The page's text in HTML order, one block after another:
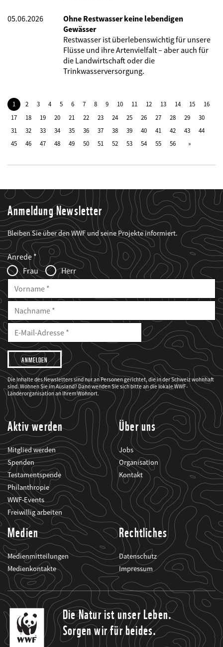
05.06.2026
Ohne Restwasser keine lebendigen
Gewässer
Restwasser ist überlebenswichtig für unsere
Flüsse und ihre Artenvielfalt – aber auch für
die Landwirtschaft oder die
Trinkwasserversorgung.
1 2 3 4 5 6 7 8 9 10 11 12 13 14 15
16
17
18 19 20 21 22 23 24 25 26 27 28 29
30
31
32 33 34 35 36 37 38 39 40 41 42 43
44
45
46 47 48 49 50 51 52 53 54 55 56
Anmeldung Newsletter
Bleiben Sie über den WWF und seine Projekte informiert.
Web2Case
Infofelder
Fieldset
anrede_name
Anrede
Frau
Herr
Vorname
Nachname
E-
Mailadresse
E-
Adresse
Ich
möchte,
dass
der
WWF
mich
über
seine
Projekte
informiert.
Die Inhalte des Newsletters sind nur an Personen gerichtet, die in der Schweiz wohnhaft
sind. Wohnen Sie im Ausland? Dann wenden Sie sich bitte an die lokale WWF-
Länderorganisation an Ihrem Wohnort.
Aktiv werden
Mitglied werden
Spenden
Testamentspende
Philanthropie
WWF-Events
Freiwillig arbeiten
Über uns
Jobs
Organisation
Kontakt
Medien
Medienmitteilungen
Medienkontakte
Rechtliches
Datenschutz
Impressum
Die Natur ist unser Leben.
Sorgen wir für beides.